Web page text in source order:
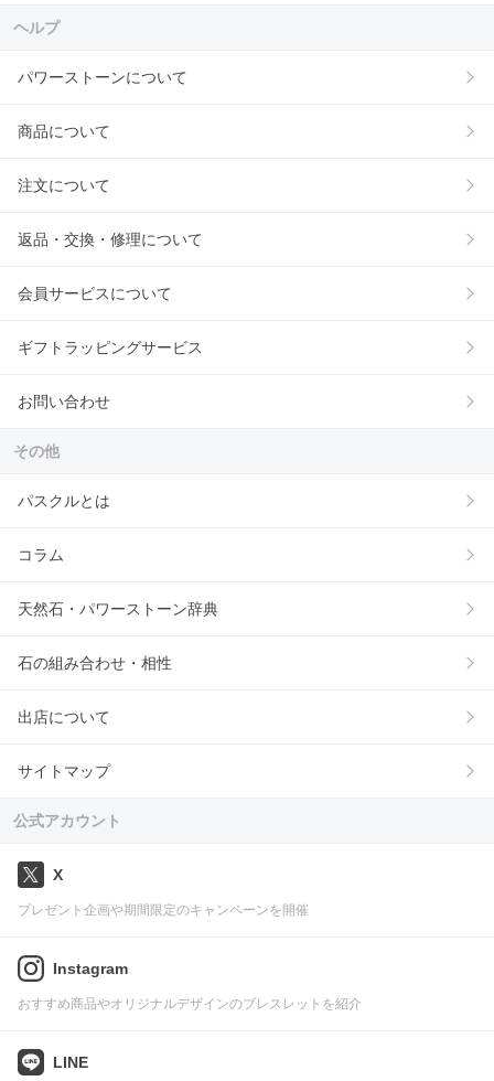
ヘルプ
パワーストーンについて
商品について
注文について
返品・交換・修理について
会員サービスについて
ギフトラッピングサービス
お問い合わせ
その他
パスクルとは
コラム
天然石・パワーストーン辞典
石の組み合わせ・相性
出店について
サイトマップ
公式アカウント
X
プレゼント企画や期間限定のキャンペーンを開催
Instagram
おすすめ商品やオリジナルデザインのブレスレットを紹介
LINE